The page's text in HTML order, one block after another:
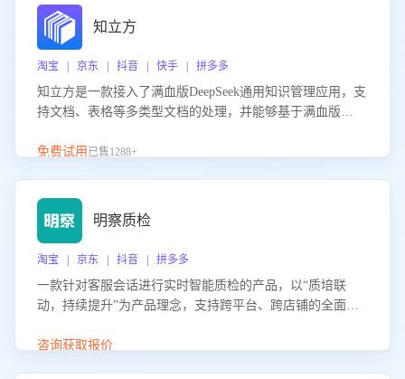
知立方
淘宝 | 京东 | 抖音 | 快手 | 拼多多
知立方是一款接入了满血版DeepSeek通用知识管理应用，支
持文档、表格等多类型文档的处理，并能够基于满血版
识支持，帮助用户高效管理和利用知识资源。通过该产品，
免费试用 已售1288+
明察质检
淘宝 | 京东 | 抖音 | 拼多多
一款针对客服会话进行实时智能质检的产品，以“质培联
动，持续提升”为产品理念，支持跨平台、跨店铺的全面、
升客服团队的销服能力。
咨询获取报价